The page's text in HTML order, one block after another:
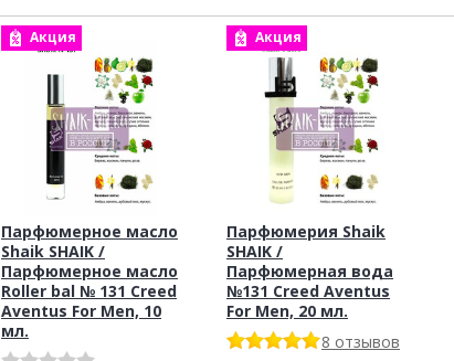
Акция
Парфюмерное масло
Shaik SHAIK /
Парфюмерное масло
Roller bal № 131 Creed
Aventus For Men, 10
мл.
Акция
Парфюмерия Shaik
SHAIK /
Парфюмерная вода
№131 Creed Aventus
For Men, 20 мл.
8 отзывов